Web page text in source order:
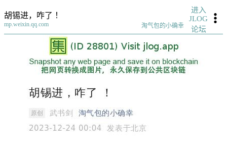
胡锡进，咋了 ！
mp.weixin.qq.com 淘气包的小确幸
进入
JLOG
论坛